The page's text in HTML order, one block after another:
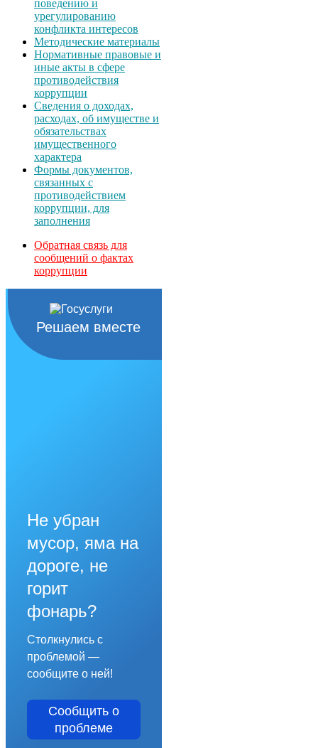
поведению и
урегулированию
конфликта интересов
Методические материалы
Нормативные правовые и
иные акты в сфере
противодействия
коррупции
Сведения о доходах,
расходах, об имуществе и
обязательствах
имущественного
характера
Формы документов,
связанных с
противодействием
коррупции, для
заполнения
Обратная связь для
сообщений о фактах
коррупции
Решаем вместе
Не убран
мусор, яма на
дороге, не
горит
фонарь?
Столкнулись с
проблемой —
сообщите о ней!
Сообщить о
проблеме